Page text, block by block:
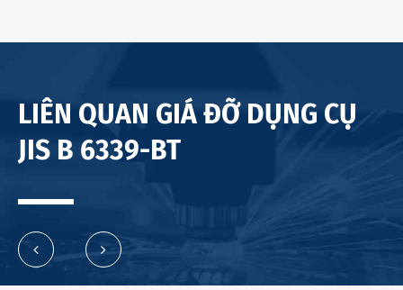
LIÊN QUAN GIÁ ĐỠ DỤNG CỤ
JIS B 6339-BT